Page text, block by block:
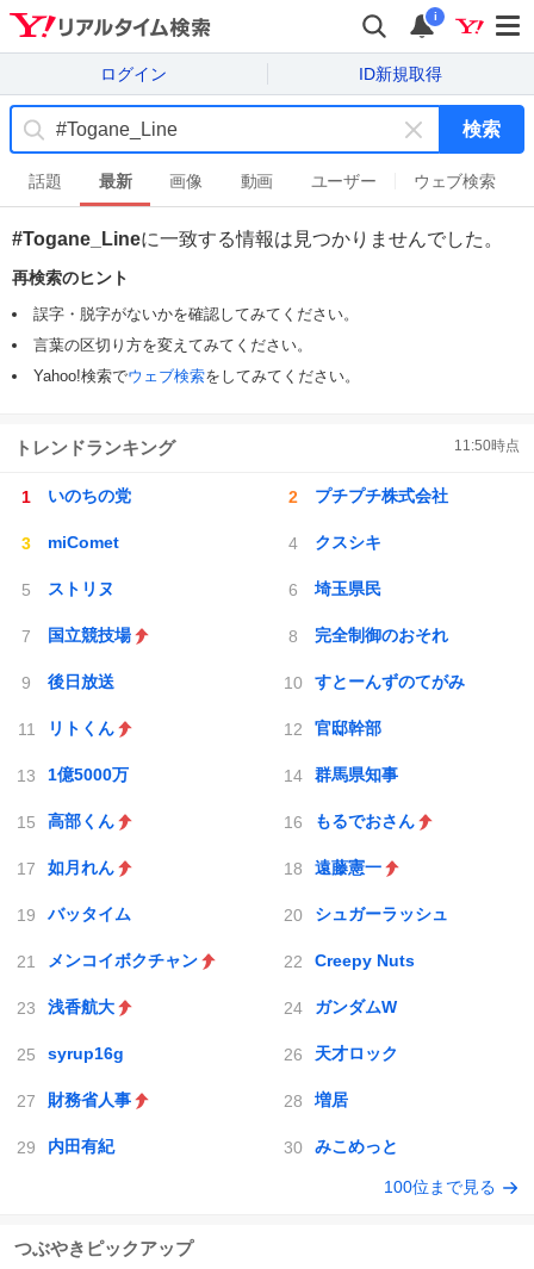
i
ログイン ID新規取得
キ
ー
ワ
ー
検索
話題 最新 画像 動画 ユーザー ウェブ検索
#Togane_Lineに一致する情報は見つかりませんでした。
再検索のヒント
誤字・脱字がないかを確認してみてください。
言葉の区切り方を変えてみてください。
Yahoo!検索でウェブ検索をしてみてください。
トレンドランキング 11:50時点
いのちの党 プチプチ株式会社
miComet クスシキ
ストリヌ 埼玉県民
国立競技場 完全制御のおそれ
後日放送 すとーんずのてがみ
リトくん 官邸幹部
1億5000万 群馬県知事
高部くん もるでおさん
如月れん 遠藤憲一
バッタイム シュガーラッシュ
メンコイボクチャン Creepy Nuts
浅香航大 ガンダムW
syrup16g 天才ロック
財務省人事 増居
内田有紀 みこめっと
100位まで見る
つぶやきピックアップ